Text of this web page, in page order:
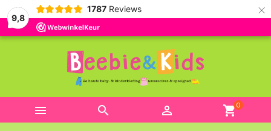
9,8
1787 Reviews ×
   shopping_cart0